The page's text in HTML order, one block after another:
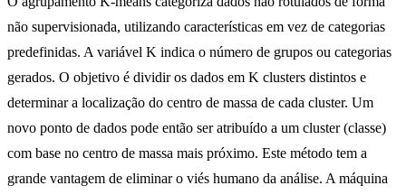
não supervisionada, utilizando características em vez de categorias
predefinidas. A variável K indica o número de grupos ou categorias
gerados. O objetivo é dividir os dados em K clusters distintos e
determinar a localização do centro de massa de cada cluster. Um
novo ponto de dados pode então ser atribuído a um cluster (classe)
com base no centro de massa mais próximo. Este método tem a
grande vantagem de eliminar o viés humano da análise. A máquina